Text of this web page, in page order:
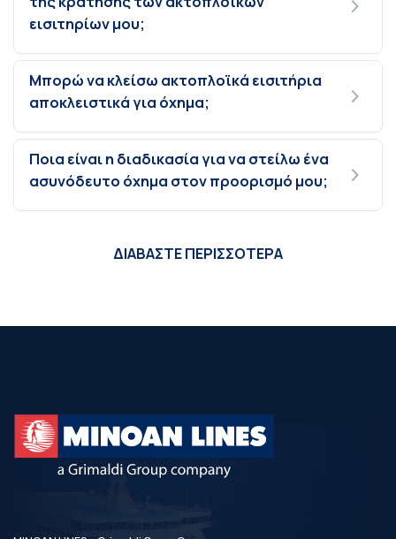
εισιτηρίων μου;
Μπορώ να κλείσω ακτοπλοϊκά εισιτήρια
αποκλειστικά για όχημα;
Ποια είναι η διαδικασία για να στείλω ένα
ασυνόδευτο όχημα στον προορισμό μου;
ΔΙΑΒΑΣΤΕ ΠΕΡΙΣΣΟΤΕΡΑ